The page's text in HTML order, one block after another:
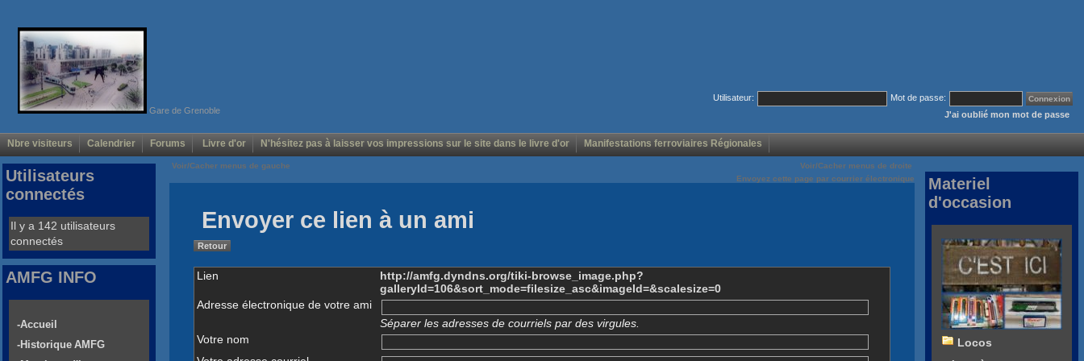
Gare de Grenoble
Utilisateur:
Mot de passe:
J'ai oublié mon mot de passe
Nbre visiteurs Calendrier Forums Livre d'or N'hésitez pas à laisser vos impressions sur le site dans le livre d'or Manifestations ferroviaires Régionales
Voir/Cacher menus de gauche
Voir/Cacher menus de droite
Envoyez cette page par courrier électronique
Envoyer ce lien à un ami
Retour
Lien
http://amfg.dyndns.org/tiki-browse_image.php?
galleryId=106&sort_mode=filesize_asc&imageId=&scalesize=0
Adresse électronique de votre ami
Séparer les adresses de courriels par des virgules.
Votre nom
Utilisateurs
connectés
Il y a 142 utilisateurs
connectés
AMFG INFO
-Accueil
-Historique AMFG
Materiel
d'occasion
Locos